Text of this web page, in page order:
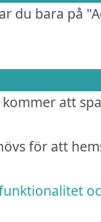
du bara på
att
för att